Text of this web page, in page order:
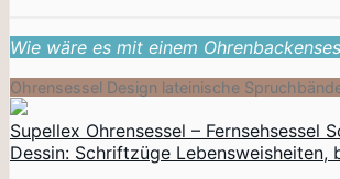
Wie wäre es mit einem
Ohrensessel Design lateinische
Supellex Ohrensessel – Fernsehsessel
Dessin: Schriftzüge Lebensweisheiten,